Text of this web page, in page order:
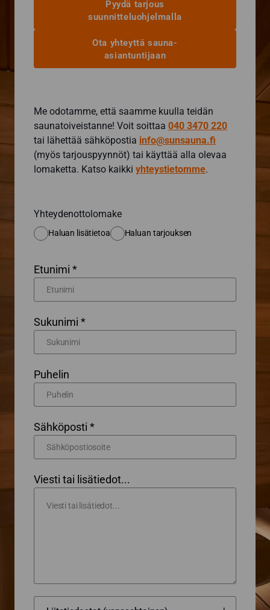
Pyydä tarjous
suunnitteluohjelmalla
Ota yhteyttä sauna-
asiantuntijaan
Me odotamme, että saamme kuulla teidän
saunatoiveistanne! Voit soittaa 040 3470 220
tai lähettää sähköpostia info@sunsauna.fi
(myös tarjouspyynnöt) tai käyttää alla olevaa
lomaketta. Katso kaikki yhteystietomme.
Yhteydenottolomake
Haluan lisätietoa Haluan tarjouksen
Etunimi *
Sukunimi *
Puhelin
Sähköposti *
Viesti tai lisätiedot...